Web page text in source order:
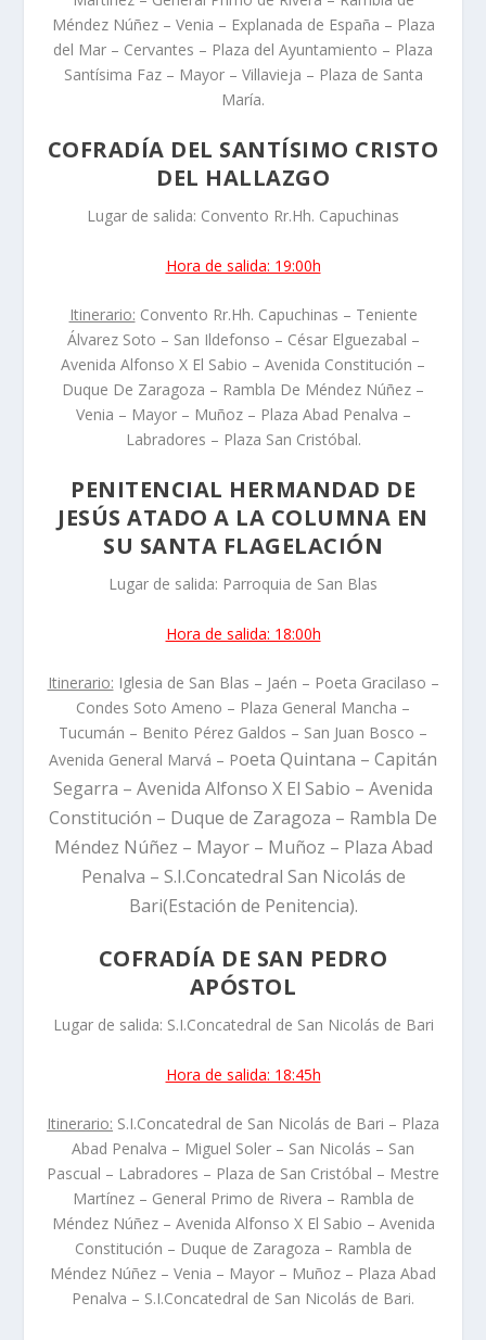
Méndez Núñez – Venia – Explanada de España – Plaza
del Mar – Cervantes – Plaza del Ayuntamiento – Plaza
Santísima Faz – Mayor – Villavieja – Plaza de Santa
María.
COFRADÍA DEL SANTÍSIMO CRISTO
DEL HALLAZGO
Lugar de salida: Convento Rr.Hh. Capuchinas
Hora de salida: 19:00h
Itinerario: Convento Rr.Hh. Capuchinas – Teniente
Álvarez Soto – San Ildefonso – César Elguezabal –
Avenida Alfonso X El Sabio – Avenida Constitución –
Duque De Zaragoza – Rambla De Méndez Núñez –
Venia – Mayor – Muñoz – Plaza Abad Penalva –
Labradores – Plaza San Cristóbal.
PENITENCIAL HERMANDAD DE
JESÚS ATADO A LA COLUMNA EN
SU SANTA FLAGELACIÓN
Lugar de salida: Parroquia de San Blas
Hora de salida: 18:00h
Itinerario: Iglesia de San Blas – Jaén – Poeta Gracilaso –
Condes Soto Ameno – Plaza General Mancha –
Tucumán – Benito Pérez Galdos – San Juan Bosco –
Avenida General Marvá – Poeta Quintana – Capitán
Segarra – Avenida Alfonso X El Sabio – Avenida
Constitución – Duque de Zaragoza – Rambla De
Méndez Núñez – Mayor – Muñoz – Plaza Abad
Penalva – S.I.Concatedral San Nicolás de
Bari(Estación de Penitencia).
COFRADÍA DE SAN PEDRO
APÓSTOL
Lugar de salida: S.I.Concatedral de San Nicolás de Bari
Hora de salida: 18:45h
Itinerario: S.I.Concatedral de San Nicolás de Bari – Plaza
Abad Penalva – Miguel Soler – San Nicolás – San
Pascual – Labradores – Plaza de San Cristóbal – Mestre
Martínez – General Primo de Rivera – Rambla de
Méndez Núñez – Avenida Alfonso X El Sabio – Avenida
Constitución – Duque de Zaragoza – Rambla de
Méndez Núñez – Venia – Mayor – Muñoz – Plaza Abad
Penalva – S.I.Concatedral de San Nicolás de Bari.